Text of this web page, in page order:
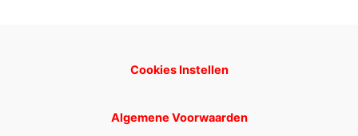
Cookies Instellen
Algemene Voorwaarden